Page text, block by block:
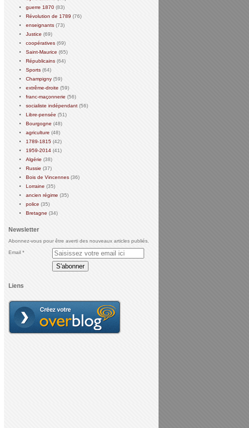
guerre 1870 (83)
Révolution de 1789 (76)
enseignants (73)
Justice (69)
coopératives (69)
Saint-Maurice (65)
Républicains (64)
Sports (64)
Champigny (59)
extrême-droite (59)
franc-maçonnerie (56)
socialiste indépendant (56)
Libre-pensée (51)
Bourgogne (48)
agriculture (48)
1789-1815 (42)
1959-2014 (41)
Algérie (38)
Russie (37)
Bois de Vincennes (36)
Lorraine (35)
ancien régime (35)
police (35)
Bretagne (34)
Newsletter
Abonnez-vous pour être averti des nouveaux articles publiés.
Email
Liens